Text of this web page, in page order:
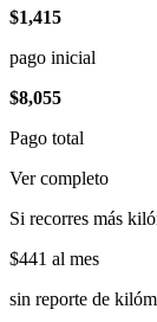
$1,415
pago inicial
$8,055
Pago total
Ver completo
Si recorres más
$441 al mes
sin reporte de